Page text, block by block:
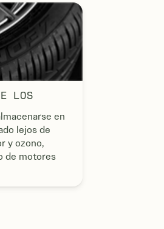
LOS
en
lejos de
y ozono,
de motores